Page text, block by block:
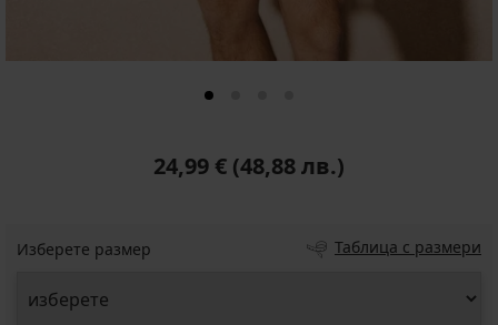
24,99 € (48,88 лв.)
Изберете размер Таблица с размери